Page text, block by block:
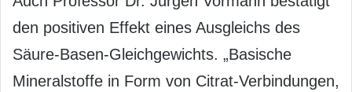
den positiven Effekt eines Ausgleichs des
Säure-Basen-Gleichgewichts. „Basische
Mineralstoffe in Form von Citrat-Verbindungen,